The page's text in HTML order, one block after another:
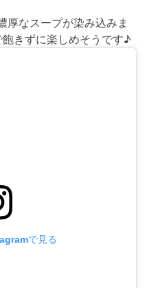
厚なスープが染み込みま
きずに楽しめそうです♪
で見る